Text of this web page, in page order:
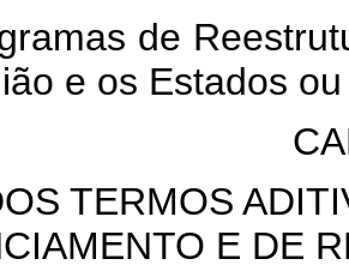
de
e os Estados
TERMOS
E DE